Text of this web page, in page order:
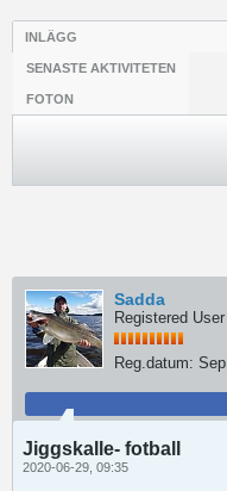
INLÄGG
SENASTE AKTIVITETEN
FOTON
Sadda
Registered User
Reg.datum:
Jiggskalle- fotball
2020-06-29, 09:35